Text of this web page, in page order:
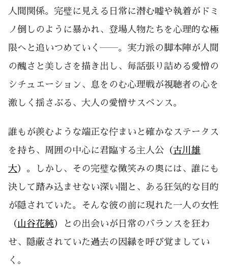
人間関係。完璧に見える日常に潜む嘘や執着がドミ
ノ倒しのように暴かれ、登場人物たちを心理的な極
限へと追いつめていく――。実力派の脚本陣が人間
の醜さと美しさを描き出し、毎話張り詰める愛憎の
シチュエーション、息をのむ心理戦が視聴者の心を
激しく揺さぶる、大人の愛憎サスペンス。
誰もが羨むような端正な佇まいと確かなステータス
を持ち、周囲の中心に君臨する主人公（古川雄
大）。しかし、その完璧な微笑みの奥には、誰にも
決して踏み込ませない深い闇と、ある狂気的な目的
が隠されていた。そんな彼の前に現れた一人の女性
（ 山谷花純）との出会いが日常のバランスを狂わ
せ、隠蔽されていた過去の因縁を呼び覚ましてい
く。